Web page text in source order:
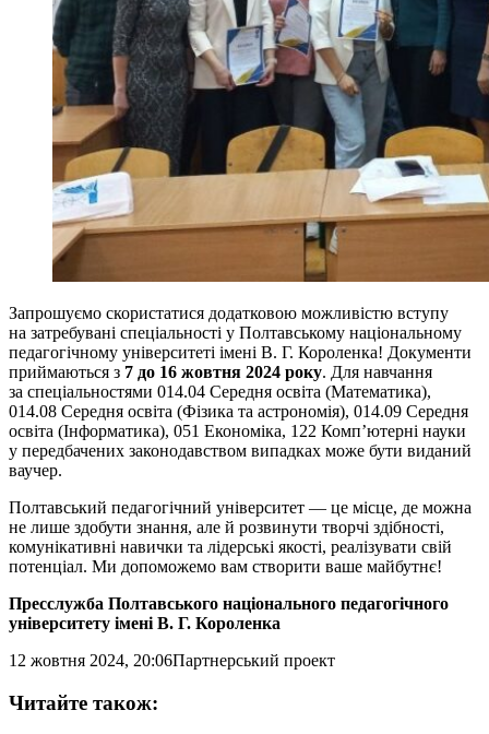
Запрошуємо скористатися додатковою можливістю вступу
на затребувані спеціальності у Полтавському національному
педагогічному університеті імені В. Г. Короленка! Документи
приймаються з 7 до 16 жовтня 2024 року. Для навчання
за спеціальностями 014.04 Середня освіта (Математика),
014.08 Середня освіта (Фізика та астрономія), 014.09 Середня
освіта (Інформатика), 051 Економіка, 122 Комп’ютерні науки
у передбачених законодавством випадках може бути виданий
ваучер.
Полтавський педагогічний університет — це місце, де можна
не лише здобути знання, але й розвинути творчі здібності,
комунікативні навички та лідерські якості, реалізувати свій
потенціал. Ми допоможемо вам створити ваше майбутнє!
Пресслужба Полтавського національного педагогічного
університету імені В. Г. Короленка
12 жовтня 2024, 20:06Партнерський проект
Читайте також: